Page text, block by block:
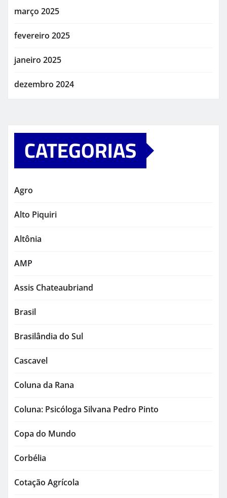
março 2025
fevereiro 2025
janeiro 2025
dezembro 2024
CATEGORIAS
Agro
Alto Piquiri
Altônia
AMP
Assis Chateaubriand
Brasil
Brasilândia do Sul
Cascavel
Coluna da Rana
Coluna: Psicóloga Silvana Pedro Pinto
Copa do Mundo
Corbélia
Cotação Agrícola